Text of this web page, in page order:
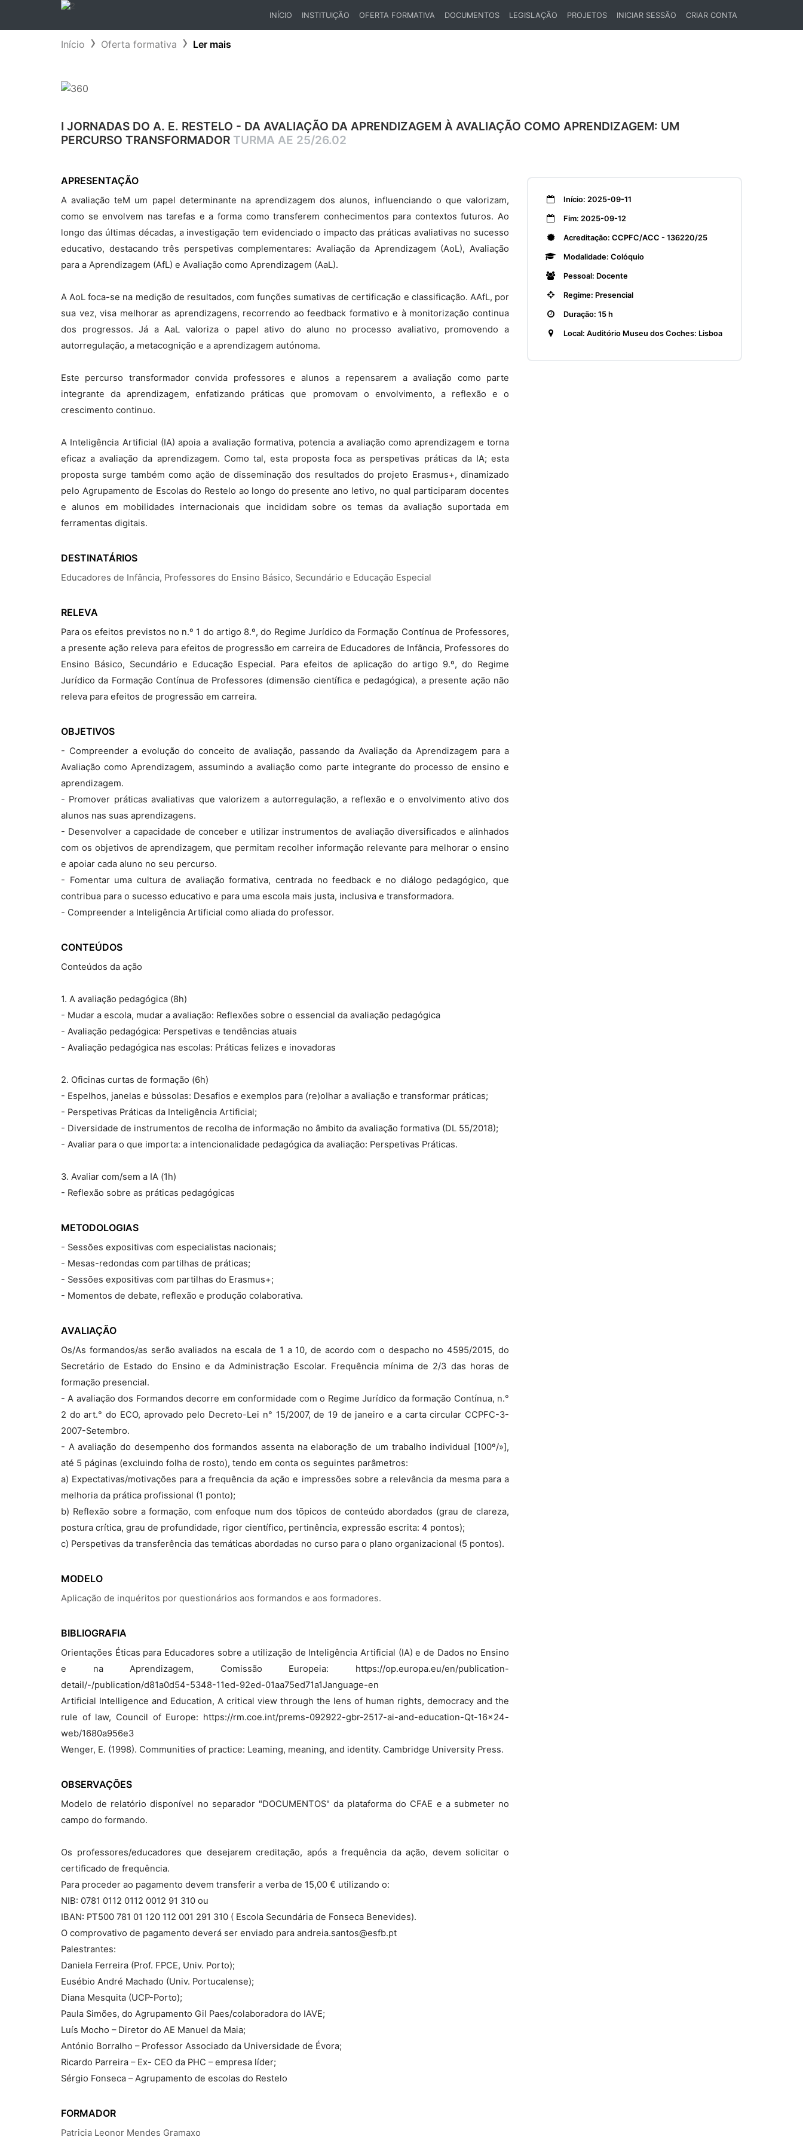
INÍCIO
INSTITUIÇÃO OFERTA FORMATIVA DOCUMENTOS LEGISLAÇÃO PROJETOS INICIAR SESSÃO CRIAR CONTA
Início Oferta formativa Ler mais
I JORNADAS DO A. E. RESTELO - DA AVALIAÇÃO DA APRENDIZAGEM À AVALIAÇÃO COMO APRENDIZAGEM: UM
PERCURSO TRANSFORMADOR TURMA AE 25/26.02
APRESENTAÇÃO
A avaliação teM um papel determinante na aprendizagem dos alunos, influenciando o que valorizam,
como se envolvem nas tarefas e a forma como transferem conhecimentos para contextos futuros. Ao
longo das últimas décadas, a investigação tem evidenciado o impacto das práticas avaliativas no sucesso
educativo, destacando três perspetivas complementares: Avaliação da Aprendizagem (AoL), Avaliação
para a Aprendizagem (AfL) e Avaliação como Aprendizagem (AaL).
A AoL foca-se na medição de resultados, com funções sumativas de certificação e classificação. AAfL, por
sua vez, visa melhorar as aprendizagens, recorrendo ao feedback formativo e à monitorizaçăo continua
dos progressos. Já a AaL valoriza o papel ativo do aluno no processo avaliativo, promovendo a
autorregulação, a metacognição e a aprendizagem autónoma.
Este percurso transformador convida professores e alunos a repensarem a avaliação como parte
integrante da aprendizagem, enfatizando práticas que promovam o envolvimento, a reflexão e o
crescimento continuo.
A Inteligência Artificial (IA) apoia a avaliação formativa, potencia a avaliação como aprendizagem e torna
eficaz a avaliação da aprendizagem. Como tal, esta proposta foca as perspetivas práticas da IA; esta
proposta surge também como açăo de disseminação dos resultados do projeto Erasmus+, dinamizado
pelo Agrupamento de Escolas do Restelo ao longo do presente ano letivo, no qual participaram docentes
e alunos em mobilidades internacionais que incididam sobre os temas da avaliação suportada em
ferramentas digitais.
DESTINATÁRIOS
Educadores de Infância, Professores do Ensino Básico, Secundário e Educação Especial
RELEVA
Para os efeitos previstos no n.º 1 do artigo 8.º, do Regime Jurídico da Formação Contínua de Professores,
a presente ação releva para efeitos de progressão em carreira de Educadores de Infância, Professores do
Ensino Básico, Secundário e Educação Especial. Para efeitos de aplicação do artigo 9.º, do Regime
Jurídico da Formação Contínua de Professores (dimensão científica e pedagógica), a presente ação não
releva para efeitos de progressão em carreira.
OBJETIVOS
- Compreender a evolução do conceito de avaliação, passando da Avaliação da Aprendizagem para a
Avaliação como Aprendizagem, assumindo a avaliação como parte integrante do processo de ensino e
aprendizagem.
- Promover práticas avaliativas que valorizem a autorregulação, a reflexão e o envolvimento ativo dos
alunos nas suas aprendizagens.
- Desenvolver a capacidade de conceber e utilizar instrumentos de avaliação diversificados e alinhados
com os objetivos de aprendizagem, que permitam recolher informação relevante para melhorar o ensino
e apoiar cada aluno no seu percurso.
- Fomentar uma cultura de avaliação formativa, centrada no feedback e no diálogo pedagógico, que
contribua para o sucesso educativo e para uma escola mais justa, inclusiva e transformadora.
- Compreender a Inteligência Artificial como aliada do professor.
CONTEÚDOS
Conteúdos da ação
1. A avaliação pedagógica (8h)
- Mudar a escola, mudar a avaliação: Reflexões sobre o essencial da avaliação pedagógica
- Avaliação pedagógica: Perspetivas e tendências atuais
- Avaliação pedagógica nas escolas: Práticas felizes e inovadoras
2. Oficinas curtas de formação (6h)
- Espelhos, janelas e bússolas: Desafios e exemplos para (re)oIhar a avaliação e transformar práticas;
- Perspetivas Práticas da Inteligência Artificial;
- Diversidade de instrumentos de recolha de informação no âmbito da avaliação formativa (DL 55/2018);
- Avaliar para o que importa: a intencionalidade pedagógica da avaliação: Perspetivas Práticas.
3. Avaliar com/sem a IA (1h)
- Reflexão sobre as práticas pedagógicas
METODOLOGIAS
- Sessões expositivas com especialistas nacionais;
- Mesas-redondas com partilhas de práticas;
- Sessões expositivas com partilhas do Erasmus+;
- Momentos de debate, reflexão e produção colaborativa.
AVALIAÇÃO
Os/As formandos/as serão avaliados na escala de 1 a 10, de acordo com o despacho no 4595/2015, do
Secretário de Estado do Ensino e da Administração Escolar. Frequência mínima de 2/3 das horas de
formação presencial.
- A avaliação dos Formandos decorre em conformidade com o Regime Jurídico da formação Contínua, n.°
2 do art.° do ECO, aprovado pelo Decreto-Lei n° 15/2007, de 19 de janeiro e a carta circular CCPFC-3-
2007-Setembro.
- A avaliação do desempenho dos formandos assenta na elaboração de um trabalho individual [100º/»],
até 5 páginas (excluindo folha de rosto), tendo em conta os seguintes parâmetros:
a) Expectativas/motivações para a frequência da ação e impressões sobre a relevância da mesma para a
melhoria da prática profissional (1 ponto);
b) Reflexão sobre a formação, com enfoque num dos tõpicos de conteúdo abordados (grau de clareza,
postura crítica, grau de profundidade, rigor científico, pertinência, expressão escrita: 4 pontos);
c) Perspetivas da transferência das temáticas abordadas no curso para o plano organizacional (5 pontos).
MODELO
Aplicação de inquéritos por questionários aos formandos e aos formadores.
BIBLIOGRAFIA
Orientações Éticas para Educadores sobre a utilização de Inteligência Artificial (IA) e de Dados no Ensino
e na Aprendizagem, Comissão Europeia: https://op.europa.eu/en/pubIication-
detaiI/-/pubIication/d81a0d54-5348-11ed-92ed-01aa75ed71a1Janguage-en
Artificial Intelligence and Education, A critical view through the lens of human rights, democracy and the
rule of law, Council of Europe: https://rm.coe.int/prems-092922-gbr-2517-ai-and-education-Qt-16x24-
web/1680a956e3
Wenger, E. (1998). Communities of practice: Leaming, meaning, and identity. Cambridge University Press.
OBSERVAÇÕES
Modelo de relatório disponível no separador "DOCUMENTOS" da plataforma do CFAE e a submeter no
campo do formando.
Os professores/educadores que desejarem creditação, após a frequência da ação, devem solicitar o
certificado de frequência.
Para proceder ao pagamento devem transferir a verba de 15,00 € utilizando o:
NIB: 0781 0112 0112 0012 91 310 ou
IBAN: PT500 781 01 120 112 001 291 310 ( Escola Secundária de Fonseca Benevides).
O comprovativo de pagamento deverá ser enviado para andreia.santos@esfb.pt
Palestrantes:
Daniela Ferreira (Prof. FPCE, Univ. Porto);
Eusébio André Machado (Univ. Portucalense);
Diana Mesquita (UCP-Porto);
Paula Simões, do Agrupamento Gil Paes/colaboradora do IAVE;
Luís Mocho – Diretor do AE Manuel da Maia;
António Borralho – Professor Associado da Universidade de Évora;
Ricardo Parreira – Ex- CEO da PHC – empresa líder;
Sérgio Fonseca – Agrupamento de escolas do Restelo
FORMADOR
Patricia Leonor Mendes Gramaxo
Início: 2025-09-11
Fim: 2025-09-12
Acreditação: CCPFC/ACC - 136220/25
Modalidade: Colóquio
Pessoal: Docente
Regime: Presencial
Duração: 15 h
Local: Auditório Museu dos Coches: Lisboa